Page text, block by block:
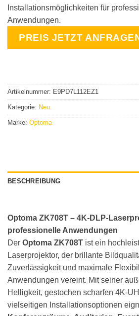
Installationsmöglichkeiten für
Anwendungen.
PREIS JETZT
Artikelnummer: E9PD7L112EZ1
Kategorie: Neu
Marke: Optoma
BESCHREIBUNG
Optoma ZK708T – 4K-DLP-
professionelle Anwendungen
Der Optoma ZK708T ist ein
Laserprojektor, der brillante
Zuverlässigkeit und maximale
Anwendungen vereint. Mit seiner
Helligkeit, gestochen scharfen 4K-
vielseitigen Installationsoptionen